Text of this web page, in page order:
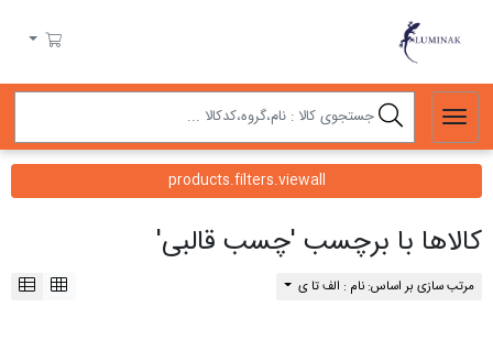
سبد خرید
products.filters.viewall
کالاها با برچسب 'چسب قالبی'
مرتب سازی بر اساس: نام : الف تا ی